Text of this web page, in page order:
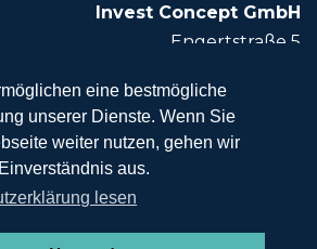
eine bestmögliche
unserer Dienste. Wenn Sie
weiter nutzen, gehen wir
aus.
lesen
Invest Concept GmbH
Engertstraße 5
T +49 (0) 341 21829780
info@invest-concept-leipzig.de
Invest Concept GmbH